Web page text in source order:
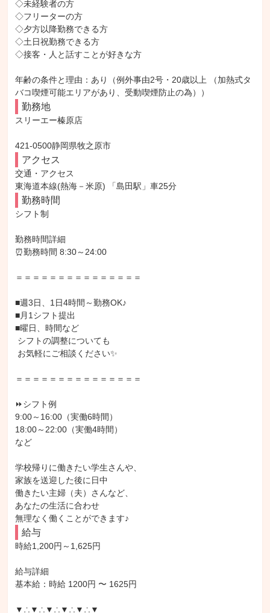
◇未経験者の方
◇フリーターの方
◇夕方以降勤務できる方
◇土日祝勤務できる方
◇接客・人と話すことが好きな方
年齢の条件と理由：あり（例外事由2号・20歳以上 （加熱式タ
バコ喫煙可能エリアがあり、受動喫煙防止の為））
勤務地
スリーエー榛原店
421-0500静岡県牧之原市
アクセス
交通・アクセス
東海道本線(熱海－米原) 「島田駅」車25分
勤務時間
シフト制
勤務時間詳細
⏰勤務時間 8:30～24:00
＝＝＝＝＝＝＝＝＝＝＝＝＝＝＝
■週3日、1日4時間～勤務OK♪
■月1シフト提出
■曜日、時間など
＝＝＝＝＝＝＝＝＝＝＝＝＝＝＝
⏩シフト例
9:00～16:00（実働6時間）
18:00～22:00（実働4時間）
など
学校帰りに働きたい学生さんや、
家族を送迎した後に日中
働きたい主婦（夫）さんなど、
あなたの生活に合わせ
無理なく働くことができます♪
給与
時給1,200円～1,625円
給与詳細
基本給：時給 1200円 〜 1625円
▼∴▼∴▼∴▼∴▼∴▼